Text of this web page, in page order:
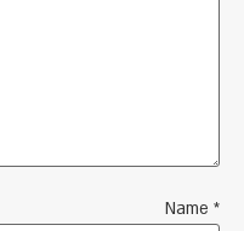
Name *